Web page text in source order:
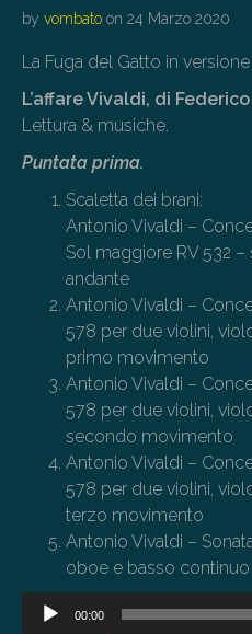
by vombato on 24 Marzo 2020
La Fuga del Gatto in
L’affare Vivaldi, di
Lettura & musiche.
Puntata prima.
Scaletta dei brani:
Antonio Vivaldi –
Sol maggiore RV 532
andante
Antonio Vivaldi –
578 per due violini,
primo movimento
Antonio Vivaldi –
578 per due violini,
secondo movimento
Antonio Vivaldi –
578 per due violini,
terzo movimento
Antonio Vivaldi –
oboe e basso continuo
Audio
00:00